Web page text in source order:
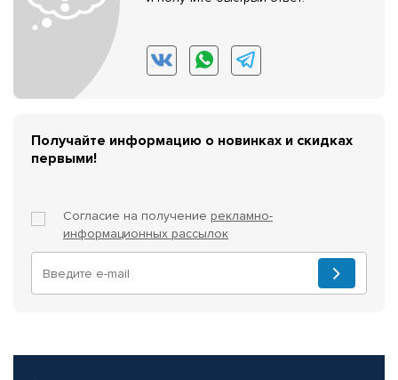
Получайте информацию о новинках и скидках
первыми!
Согласие на получение рекламно-
информационных рассылок